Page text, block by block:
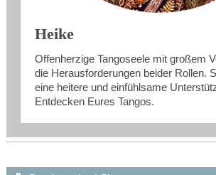
Heike
Offenherzige Tangoseele mit großem
die Herausforderungen beider Rollen.
eine heitere und einfühlsame
Entdecken Eures Tangos.